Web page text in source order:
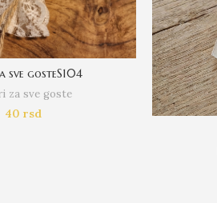
sve gosteS104
za sve goste
40 rsd